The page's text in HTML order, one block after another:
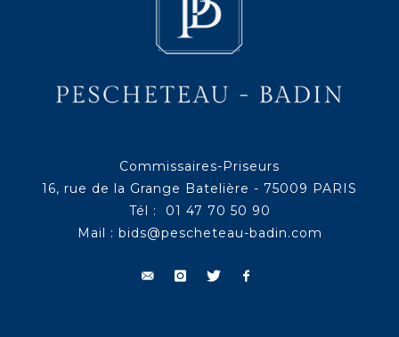
Commissaires-Priseurs
16, rue de la Grange Batelière - 75009 PARIS
Tél : 01 47 70 50 90
Mail : bids@pescheteau-badin.com